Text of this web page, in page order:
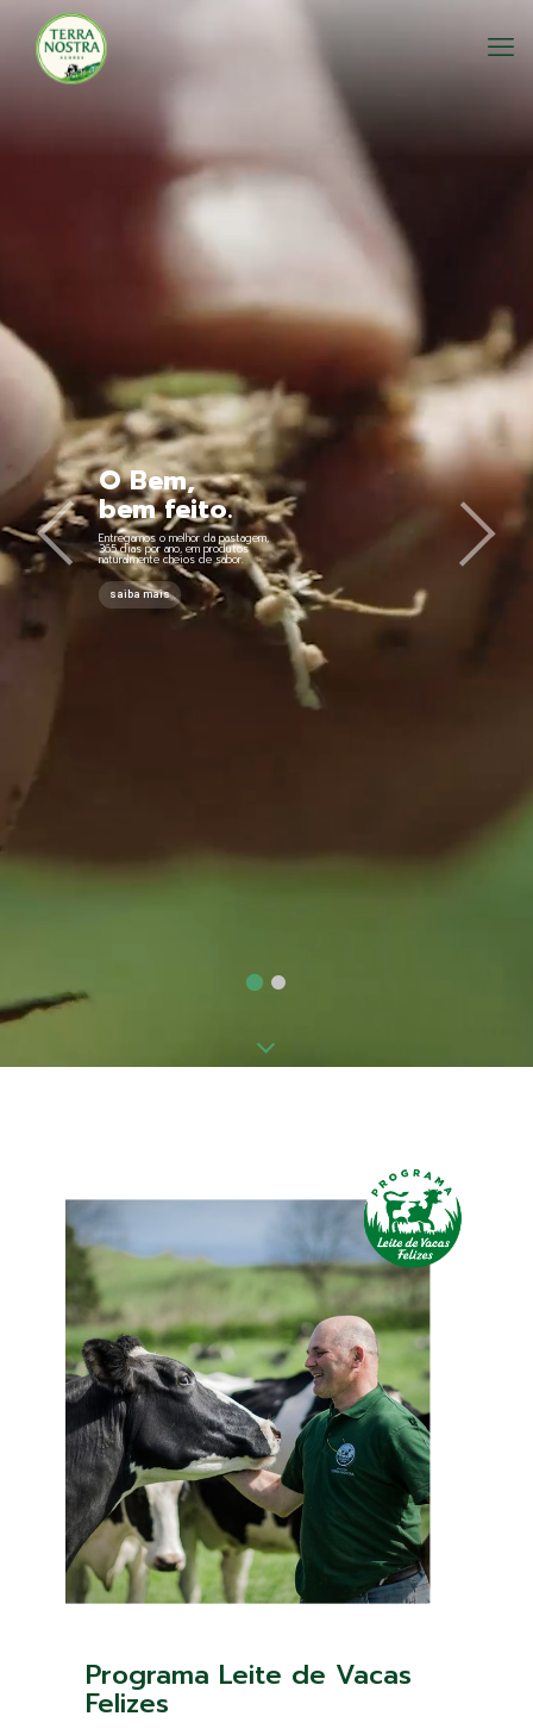
O Bem,
bem feito.
Entregamos o melhor da pastagem,
365 dias por ano, em produtos
naturalmente cheios de sabor.
saiba mais
Programa Leite de Vacas
Felizes